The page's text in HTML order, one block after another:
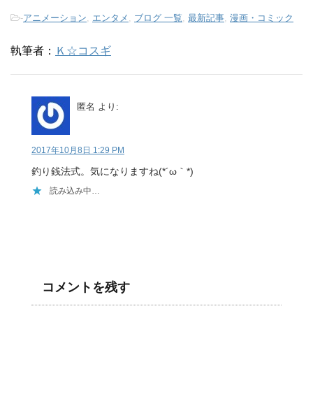
-アニメーション, エンタメ , ブログ 一覧, 最新記事, 漫画・コミック
執筆者： Ｋ☆コスギ
匿名 より:
2017年10月8日 1:29 PM
釣り銭法式。気になりますね(*´ω｀*)
読み込み中…
コメントを残す